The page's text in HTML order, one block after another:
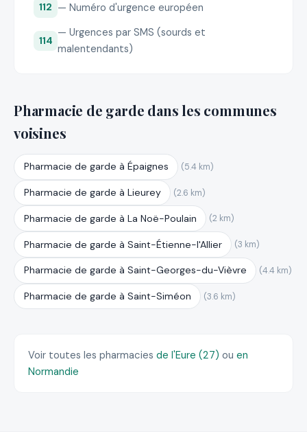
112 — Numéro d'urgence européen
114
— Urgences par SMS (sourds et
malentendants)
Pharmacie de garde dans les communes
voisines
Pharmacie de garde à Épaignes (5.4 km)
Pharmacie de garde à Lieurey (2.6 km)
Pharmacie de garde à La Noë-Poulain (2 km)
Pharmacie de garde à Saint-Étienne-l'Allier (3 km)
Pharmacie de garde à Saint-Georges-du-Vièvre (4.4 km)
Pharmacie de garde à Saint-Siméon (3.6 km)
Voir toutes les pharmacies de l'Eure (27) ou en
Normandie